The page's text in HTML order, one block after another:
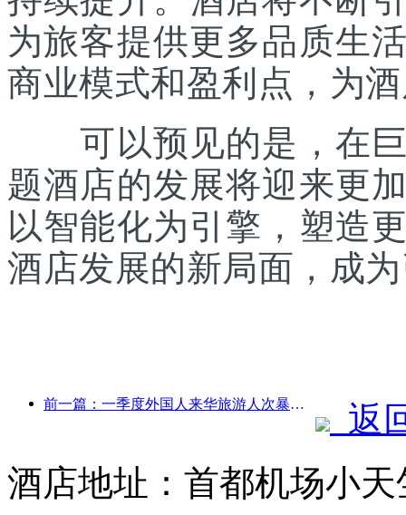
为旅客提供更多品质生
商业模式和盈利点，为
可以预见的是，在巨
题酒店的发展将迎来更
以智能化为引擎，塑造
酒店发展的新局面，成
前一篇：一季度外国人来华旅游人次暴涨4成
返
酒店地址：首都机场小